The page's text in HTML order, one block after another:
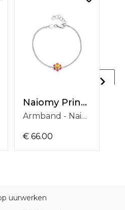
Naiomy Princess
Armband - Naiomy Princess Armband Zilver Wit *PH098
€ 66.00
uurwerken